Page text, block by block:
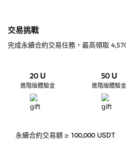
交易挑戰
完成永續合約交易任務，最高領取
20U
進階版體驗金
50U
進階版體驗金
永續合約交易額 ≥ 100,000 USDT